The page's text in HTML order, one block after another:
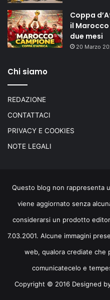
Coppa
il
due mesi
20 Marzo
Chi siamo
REDAZIONE
CONTATTACI
PRIVACY E COOKIES
NOTE LEGALI
Questo blog non rappresenta
viene aggiornato senza
considerarsi un prodotto
7.03.2001. Alcune immagini
web, qualora crediate che
comunicatecelo e
Copyright © 2016 Designed